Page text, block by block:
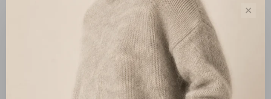
Toon 1 - 0 van 0
✕